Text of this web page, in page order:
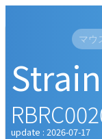
update : 2026-07-17